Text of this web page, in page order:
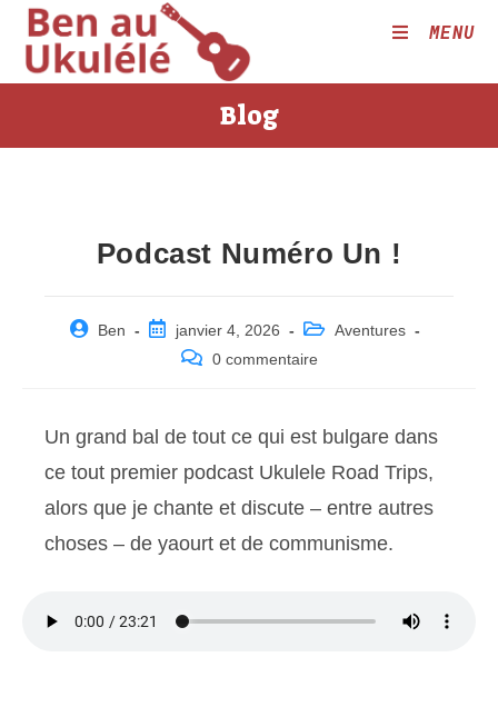
Skip
content
MENU
Blog
Podcast Numéro Un !
PostBen
Post
published:
janvier 4, 2026
Post
category:
Aventures
Post 0 commentaire
Un grand bal de tout ce qui est bulgare dans
ce tout premier podcast Ukulele Road Trips,
alors que je chante et discute – entre autres
choses – de yaourt et de communisme.